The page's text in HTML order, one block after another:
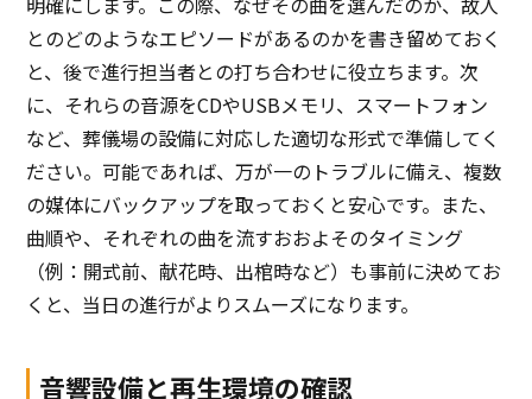
とのどのようなエピソードがあるのかを書き留めておく
と、後で進行担当者との打ち合わせに役立ちます。次
に、それらの音源をCDやUSBメモリ、スマートフォン
など、葬儀場の設備に対応した適切な形式で準備してく
ださい。可能であれば、万が一のトラブルに備え、複数
の媒体にバックアップを取っておくと安心です。また、
曲順や、それぞれの曲を流すおおよそのタイミング
（例：開式前、献花時、出棺時など）も事前に決めてお
くと、当日の進行がよりスムーズになります。
音響設備と再生環境の確認